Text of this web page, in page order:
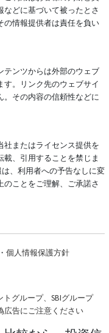
どに基づいて被ったとさ
の情報提供者は責任を負い
テンツからは外部のウェブ
。リンク先のウェブサイ
。その内容の信頼性などに
社またはライセンス提供を
、引用することを禁じま
、利用者への予告なしに変
ことをご理解、ご承諾さ
・ 個人情報保護方針
グループ、SBIグループ
広告にご注意ください